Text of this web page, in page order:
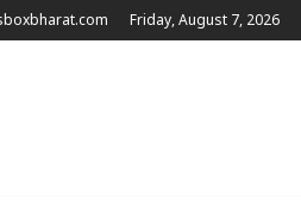
Friday, August 7, 2026